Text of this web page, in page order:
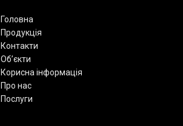
Головна
Продукція
Контакти
Об’єкти
Корисна інформація
Про нас
Послуги